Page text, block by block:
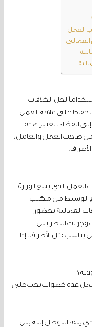
العمل
العمالي
لحل الخلافات
على علاقة العمل
القضاء. تعتبر هذه
صاحب العمل والعامل،
الذي يتبع لوزارة
مع الوسيط من مكتب
العمالية بحضور
النظر بين
كل الأطراف. إذا
عدة خطوات يجب على
يتم التوصل إليه بين